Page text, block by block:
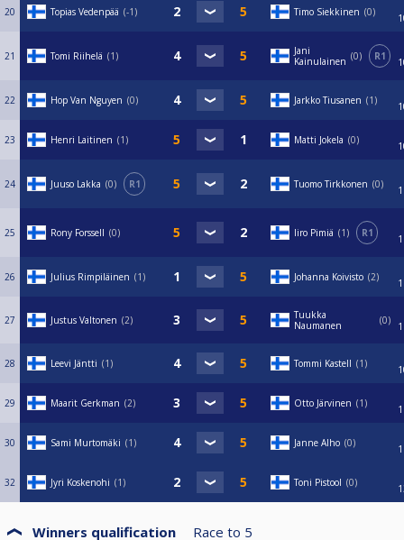
20 Topias Vedenpää -1 Timo Siekkinen 0
21 Tomi Riihelä 1
Jani
Kainulainen
0 R1
22 Hop Van Nguyen 0 Jarkko Tiusanen 1
23 Henri Laitinen 1 Matti Jokela 0
24 Juuso Lakka 0 R1 Tuomo Tirkkonen 0
25 Rony Forssell 0 Iiro Pimiä 1 R1
26 Julius Rimpiläinen 1 Johanna Koivisto 2
27 Justus Valtonen 2
Tuukka
Naumanen
0
28 Leevi Jäntti 1 Tommi Kastell 1
29 Maarit Gerkman 2 Otto Järvinen 1
30 Sami Murtomäki 1 Janne Alho 0
32 Jyri Koskenohi 1 Toni Pistool 0
Winners qualification Race to 5